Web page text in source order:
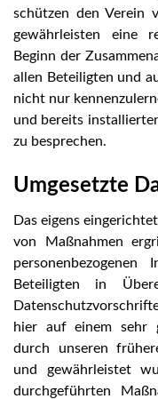
schützen den Verein
gewährleisten eine
Beginn der
allen Beteiligten und
nicht nur
und bereits
zu besprechen.
Umgesetzte
Das eigens
von Maßnahmen
Beteiligten in
hier auf einem sehr
durch unseren
und gewährleistet
durchgeführten